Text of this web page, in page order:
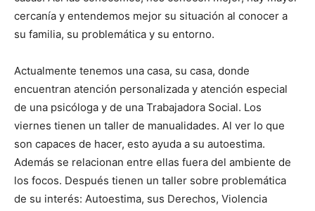
cercanía y entendemos mejor su situación al conocer a
su familia, su problemática y su entorno.
Actualmente tenemos una casa, su casa, donde
encuentran atención personalizada y atención especial
de una psicóloga y de una Trabajadora Social. Los
viernes tienen un taller de manualidades. Al ver lo que
son capaces de hacer, esto ayuda a su autoestima.
Además se relacionan entre ellas fuera del ambiente de
los focos. Después tienen un taller sobre problemática
de su interés: Autoestima, sus Derechos, Violencia